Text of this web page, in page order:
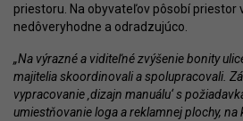
priestoru. Na obyvateľov pôsobí priestor
nedôveryhodne a odradzujúco.
„Na výrazné a viditeľné zvýšenie bonity
majitelia skoordinovali a spolupracovali.
vypracovanie ‚dizajn manuálu‘ s
umiestňovanie loga a reklamnej plochy,